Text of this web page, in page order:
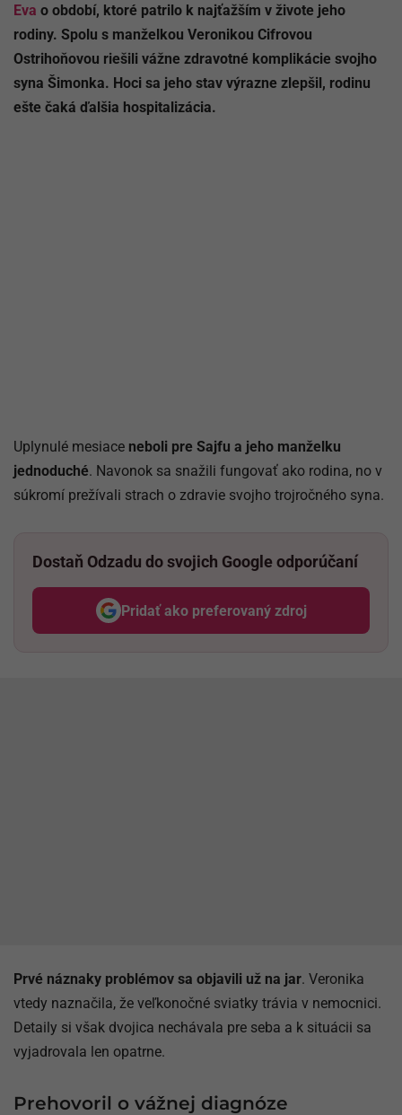
Eva o období, ktoré patrilo k najťažším v živote jeho
rodiny. Spolu s manželkou Veronikou Cifrovou
Ostrihoňovou riešili vážne zdravotné komplikácie svojho
syna Šimonka. Hoci sa jeho stav výrazne zlepšil, rodinu
ešte čaká ďalšia hospitalizácia.
Uplynulé mesiace neboli pre Sajfu a jeho manželku
jednoduché. Navonok sa snažili fungovať ako rodina, no v
súkromí prežívali strach o zdravie svojho trojročného syna.
Dostaň Odzadu do svojich Google odporúčaní
Pridať ako preferovaný zdroj
Odzadu, odkaz sa otvorí v
Prvé náznaky problémov sa objavili už na jar. Veronika
vtedy naznačila, že veľkonočné sviatky trávia v nemocnici.
Detaily si však dvojica nechávala pre seba a k situácii sa
vyjadrovala len opatrne.
Prehovoril o vážnej diagnóze